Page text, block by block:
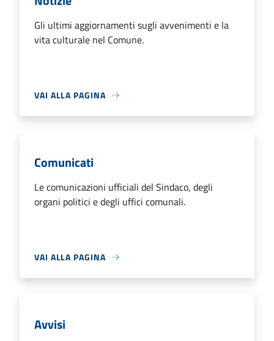
Gli ultimi aggiornamenti sugli avvenimenti e la
vita culturale nel Comune.
VAI ALLA PAGINA
Comunicati
Le comunicazioni ufficiali del Sindaco, degli
organi politici e degli uffici comunali.
VAI ALLA PAGINA
Avvisi